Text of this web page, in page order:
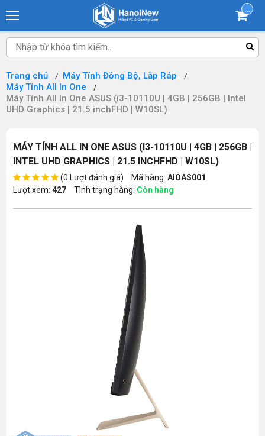
Trang chủ
Máy Tính Đồng Bộ, Lắp Ráp
Máy Tính All In One
Máy Tính All In One ASUS (i3-10110U | 4GB | 256GB | Intel
UHD Graphics | 21.5 inchFHD | W10SL)
MÁY TÍNH ALL IN ONE ASUS (I3-10110U | 4GB | 256GB |
INTEL UHD GRAPHICS | 21.5 INCHFHD | W10SL)
(0 Lượt đánh giá) Mã hàng: AIOAS001
Lượt xem: 427 Tình trạng hàng: Còn hàng